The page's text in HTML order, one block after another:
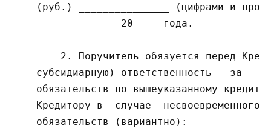
(руб.) _______________ (цифрами и
    _____________ 20____ года.
2. Поручитель обязуется перед
субсидиарную) ответственность   за
обязательств по вышеуказанному
Кредитору в  случае  несвоевременного
    обязательств (вариантно):